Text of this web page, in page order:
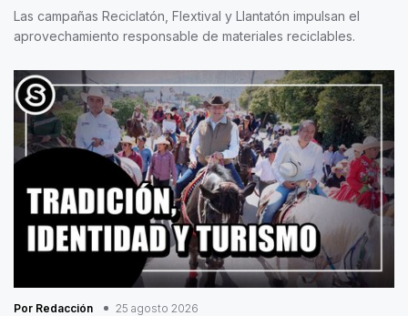
Las campañas Reciclatón, Flextival y Llantatón impulsan el
aprovechamiento responsable de materiales reciclables.
Por Redacción 25 agosto 2026